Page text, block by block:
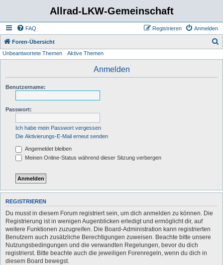
Allrad-LKW-Gemeinschaft
FAQ Anmelden
Registrieren
Foren-Übersicht
Unbeantwortete Themen Aktive Themen
Anmelden
Benutzername:
Passwort:
Ich habe mein Passwort vergessen
Die Aktivierungs-E-Mail erneut senden
Angemeldet bleiben
Meinen Online-Status während dieser Sitzung verbergen
REGISTRIEREN
Du musst in diesem Forum registriert sein, um dich anmelden zu können. Die
Registrierung ist in wenigen Augenblicken erledigt und ermöglicht dir, auf
weitere Funktionen zuzugreifen. Die Board-Administration kann registrierten
Benutzern auch zusätzliche Berechtigungen zuweisen. Beachte bitte unsere
Nutzungsbedingungen und die verwandten Regelungen, bevor du dich
registrierst. Bitte beachte auch die jeweiligen Forenregeln, wenn du dich in
diesem Board bewegst.